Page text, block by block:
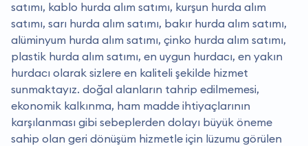
satımı, kablo hurda alım satımı, kurşun hurda alım
satımı, sarı hurda alım satımı, bakır hurda alım satımı,
alüminyum hurda alım satımı, çinko hurda alım satımı,
plastik hurda alım satımı, en uygun hurdacı, en yakın
hurdacı olarak sizlere en kaliteli şekilde hizmet
sunmaktayız. doğal alanların tahrip edilmemesi,
ekonomik kalkınma, ham madde ihtiyaçlarının
karşılanması gibi sebeplerden dolayı büyük öneme
sahip olan geri dönüşüm hizmetle için lüzumu görülen